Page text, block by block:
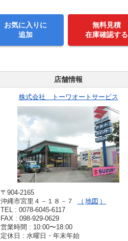
お気に入りに
追加
無料見積
在庫確認する
店舗情報
株式会社 トーワオートサービス
〒904-2165
沖縄市宮里４－１８－７
地図
TEL : 0078-6045-6117
FAX : 098-929-0629
営業時間 : 10:00〜18:00
定休日 : 水曜日・年末年始